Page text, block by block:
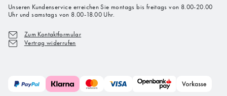
Unseren Kundenservice erreichen Sie montags bis freitags von 8.00-20.00
Uhr und samstags von 8.00-18.00 Uhr.
Zum Kontaktformular
Vertrag widerrufen